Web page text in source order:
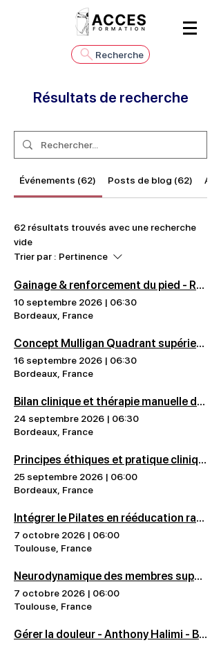
Recherche
Résultats de recherche
Événements (62) Posts de blog (62)
62 résultats trouvés avec une recherche
vide
Trier par : Pertinence
Gainage & renforcement du pied - Romain Tourillon - Bordeaux
10 septembre 2026 | 06:30
Bordeaux, France
Concept Mulligan Quadrant supérieur - Claus Beyerlein - Bordeaux
16 septembre 2026 | 06:30
Bordeaux, France
Bilan clinique et thérapie manuelle du genou du sportif - Philippe Averous - Bordeaux
24 septembre 2026 | 06:30
Bordeaux, France
Principes éthiques et pratique clinique : vers un consentement libre et éclairé ? - Aurore Mambriani - Bordeaux
25 septembre 2026 | 06:00
Bordeaux, France
Intégrer le Pilates en rééducation rachidienne niveau 1 - Marie Reboul - Toulouse
7 octobre 2026 | 06:00
Toulouse, France
Neurodynamique des membres supérieurs - Laurent Fabre - Toulouse
7 octobre 2026 | 06:00
Toulouse, France
Gérer la douleur - Anthony Halimi - Bordeaux